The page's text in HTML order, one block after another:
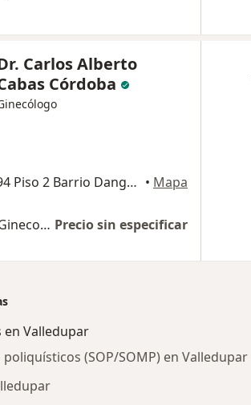
Carlos Alberto
Córdoba
Calle 16B # 19B - 94 Piso 2 Barrio Dangond, Valledupar • Mapa
Visitas sucesivas Ginecología y Obstetrícia Precio sin especificar
Valledupar
(SOP/SOMP) en Valledupar